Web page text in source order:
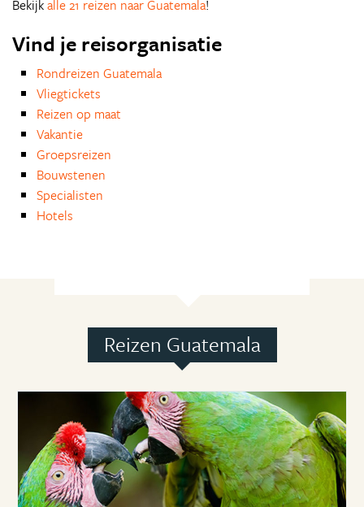
Bekijkalle 21 reizen naar Guatemala!
Vind je reisorganisatie
Rondreizen Guatemala
Vliegtickets
Reizen op maat
Vakantie
Groepsreizen
Bouwstenen
Specialisten
Hotels
Reizen Guatemala